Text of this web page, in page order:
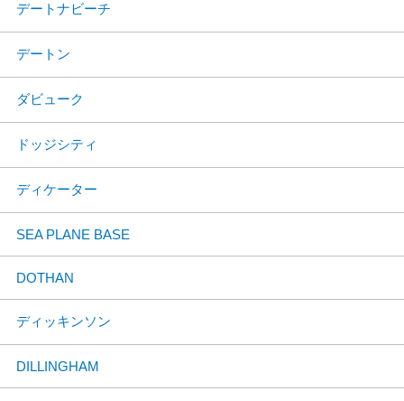
デートナビーチ
デートン
ダビューク
ドッジシティ
ディケーター
SEA PLANE BASE
DOTHAN
ディッキンソン
DILLINGHAM